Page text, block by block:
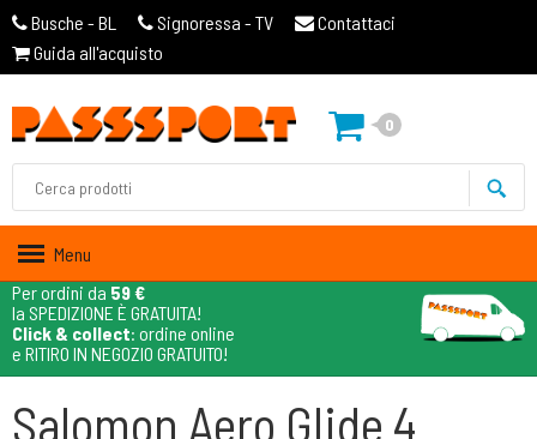
Busche - BL Signoressa - TV
Contattaci
Guida all'acquisto
0
Menu
Per ordini da 59 €
la SPEDIZIONE È GRATUITA!
Click & collect: ordine online
e RITIRO IN NEGOZIO GRATUITO!
Salomon Aero Glide 4